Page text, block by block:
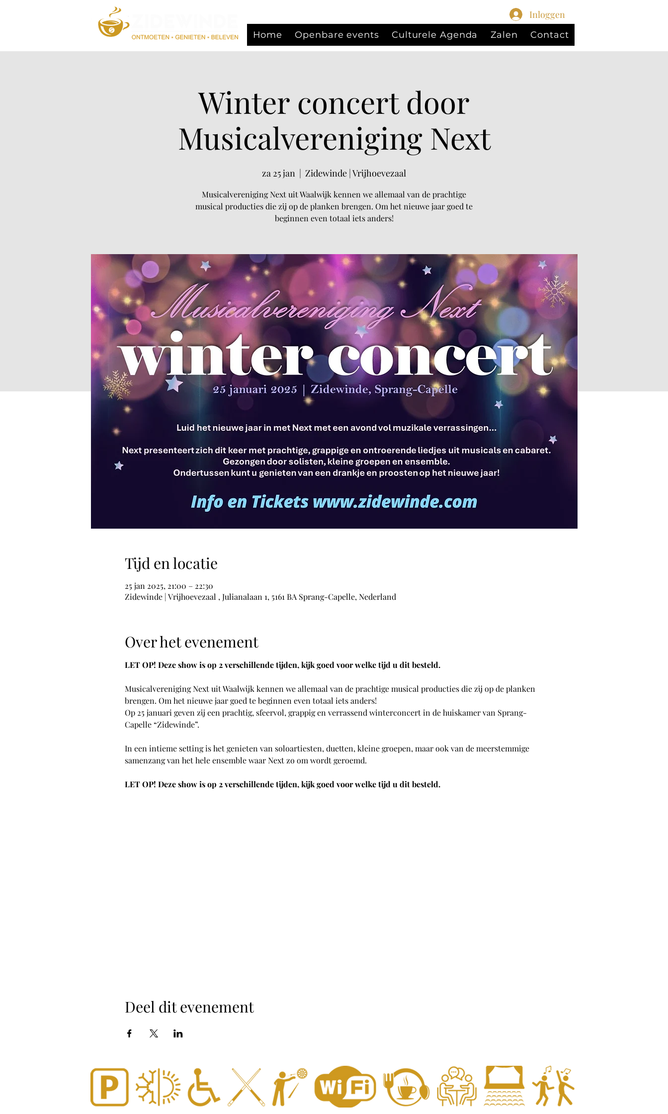
Home Openbare events Culturele Agenda Zalen Contact
Inloggen
Winter concert door
Musicalvereniging Next
za 25 jan
  |
Zidewinde | Vrijhoevezaal
Musicalvereniging Next uit Waalwijk kennen we allemaal van de prachtige
musical producties die zij op de planken brengen. Om het nieuwe jaar goed te
beginnen even totaal iets anders!
Tijd en locatie
25 jan 2025, 21:00 – 22:30
Zidewinde | Vrijhoevezaal , Julianalaan 1, 5161 BA Sprang-Capelle, Nederland
Over het evenement
LET OP! Deze show is op 2 verschillende tijden, kijk goed voor welke tijd u dit besteld.
Musicalvereniging Next uit Waalwijk kennen we allemaal van de prachtige musical producties die zij op de planken
brengen. Om het nieuwe jaar goed te beginnen even totaal iets anders!
Op 25 januari geven zij een prachtig, sfeervol, grappig en verrassend winterconcert in de huiskamer van Sprang-
Capelle “Zidewinde”.
In een intieme setting is het genieten van soloartiesten, duetten, kleine groepen, maar ook van de meerstemmige
samenzang van het hele ensemble waar Next zo om wordt geroemd.
LET OP! Deze show is op 2 verschillende tijden, kijk goed voor welke tijd u dit besteld.
Deel dit evenement